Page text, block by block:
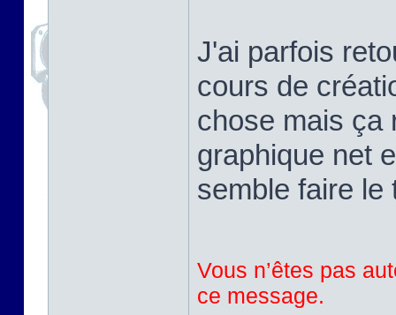
J'ai parfois
cours de
chose mais ça
graphique net
semble faire le
Vous n’êtes pas
ce message.